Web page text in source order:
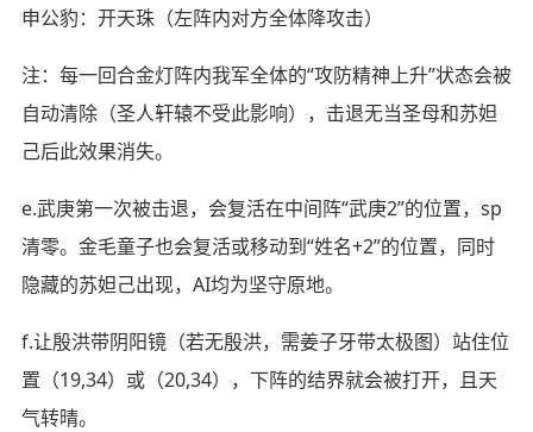
申公豹：开天珠（左阵内对方全体降攻击）
注：每一回合金灯阵内我军全体的“攻防精神上升”状态会被
自动清除（圣人轩辕不受此影响），击退无当圣母和苏妲
己后此效果消失。
e.武庚第一次被击退，会复活在中间阵“武庚2”的位置，sp
清零。金毛童子也会复活或移动到“姓名+2”的位置，同时
隐藏的苏妲己出现，AI均为坚守原地。
f.让殷洪带阴阳镜（若无殷洪，需姜子牙带太极图）站住位
置（19,34）或（20,34），下阵的结界就会被打开，且天
气转晴。